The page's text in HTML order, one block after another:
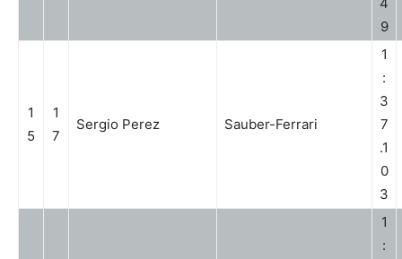
9
1
5
1
7
Sergio Perez Sauber-Ferrari
1
:
3
7
.1
0
3
1
: